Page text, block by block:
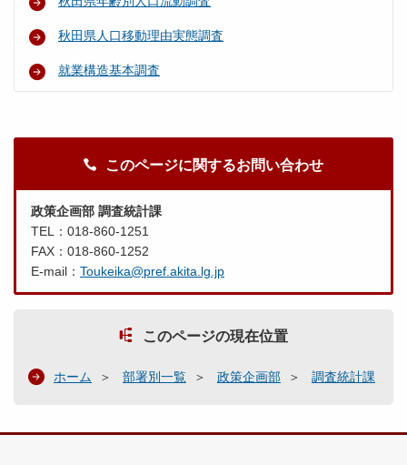
秋田県人口移動理由実態調査
就業構造基本調査
このページに関するお問い合わせ
政策企画部 調査統計課
TEL：018-860-1251
FAX：018-860-1252
E-mail： Toukeika@pref.akita.lg.jp
このページの現在位置
ホーム 部署別一覧 政策企画部 調査統計課